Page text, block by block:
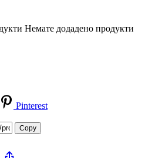
Немате додадено продукти
Pinterest
Copy